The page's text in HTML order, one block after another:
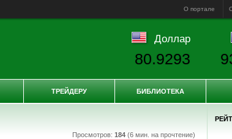
О портале
Просмотров: 184(6 мин. на прочтение)
Доллар
80.9293
ТРЕЙДЕРУ БИБЛИОТЕКА